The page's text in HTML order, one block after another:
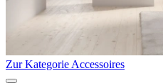
Zur Kategorie Accessoires